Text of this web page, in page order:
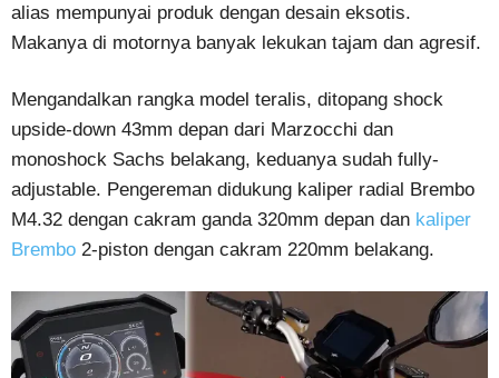
alias mempunyai produk dengan desain eksotis.
Makanya di motornya banyak lekukan tajam dan agresif.
Mengandalkan rangka model teralis, ditopang shock
upside-down 43mm depan dari Marzocchi dan
monoshock Sachs belakang, keduanya sudah fully-
adjustable. Pengereman didukung kaliper radial Brembo
M4.32 dengan cakram ganda 320mm depan dan kaliper
Brembo 2-piston dengan cakram 220mm belakang.